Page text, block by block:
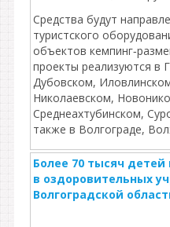
Средства будут
туристского
объектов
проекты реализуются в
Дубовском,
Николаевском,
Среднеахтубинском,
также в Волгограде,
Более 70 тысяч
в оздоровительных
Волгоградской